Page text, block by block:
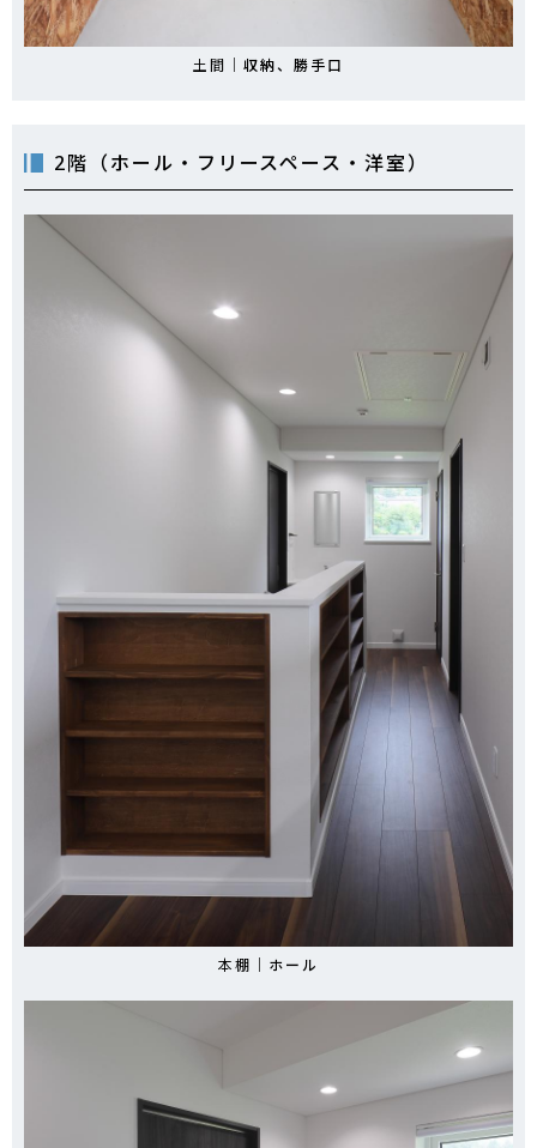
土間｜収納、勝手口
2階（ホール・フリースペース・洋室）
本棚｜ ホール